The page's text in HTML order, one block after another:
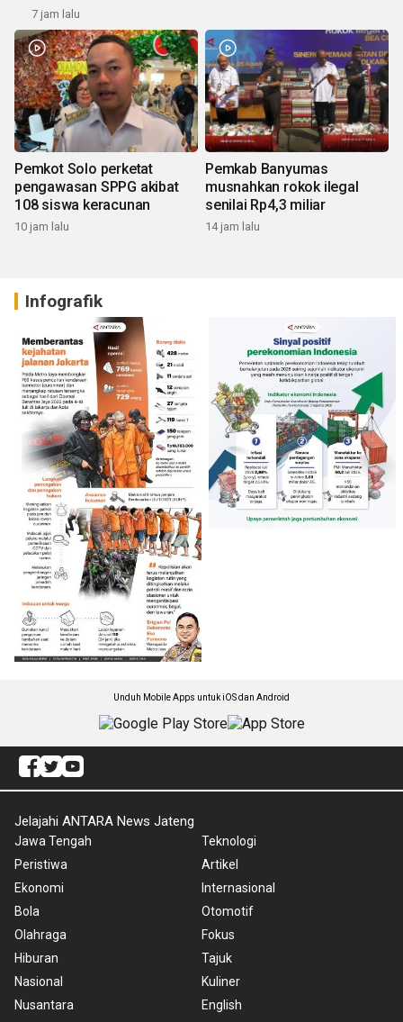
7 jam lalu
Pemkot Solo perketat
pengawasan SPPG akibat
108 siswa keracunan
10 jam lalu
Pemkab Banyumas
musnahkan rokok ilegal
senilai Rp4,3 miliar
14 jam lalu
Infografik
Unduh Mobile Apps untuk iOS dan Android
Jelajahi ANTARA News Jateng
Jawa Tengah
Peristiwa
Ekonomi
Bola
Olahraga
Hiburan
Nasional
Nusantara
Teknologi
Artikel
Internasional
Otomotif
Fokus
Tajuk
Kuliner
English